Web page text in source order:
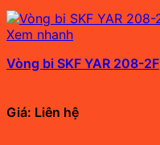
Xem nhanh
Vòng bi SKF YAR 208-2F
Giá: Liên hệ